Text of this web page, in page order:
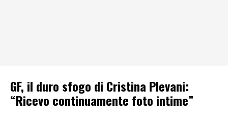
GF, il duro sfogo di Cristina Plevani:
“Ricevo continuamente foto intime”